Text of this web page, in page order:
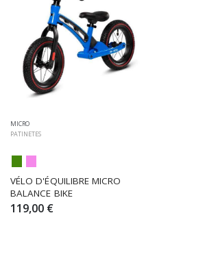
MICRO
PATINETES
VÉLO D'ÉQUILIBRE MICRO
BALANCE BIKE
119,00 €